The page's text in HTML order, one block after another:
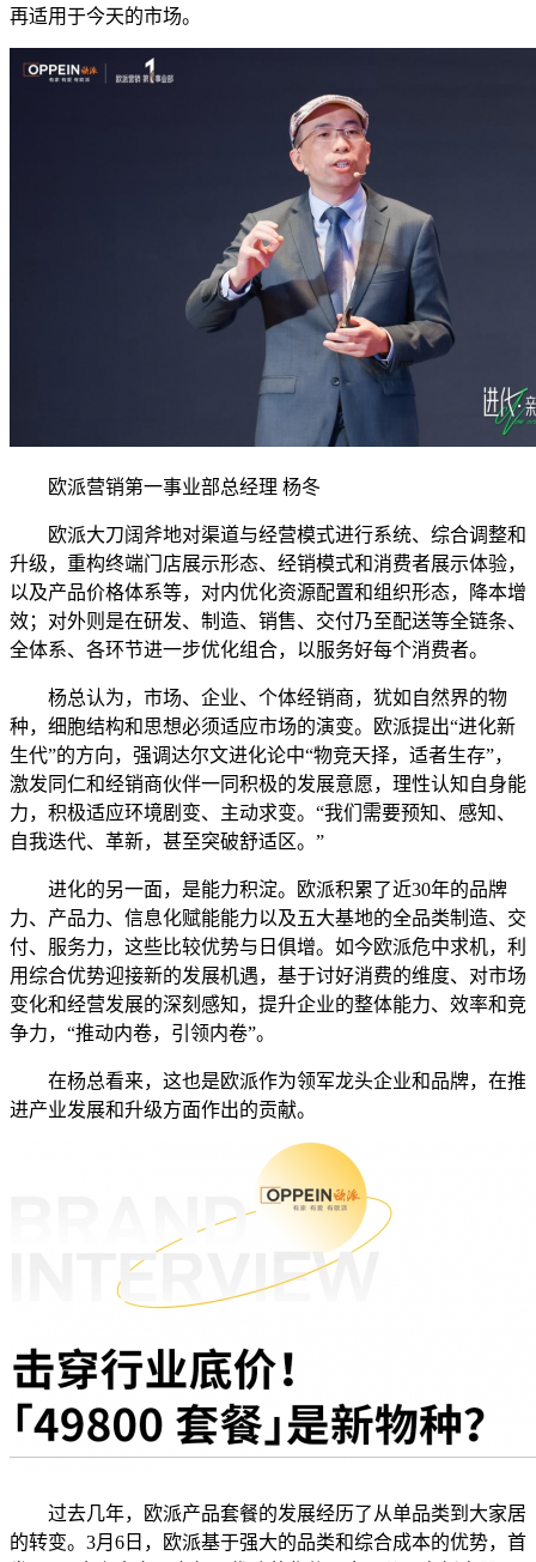
再适用于今天的市场。
欧派营销第一事业部总经理 杨冬
欧派大刀阔斧地对渠道与经营模式进行系统、综合调整和
升级，重构终端门店展示形态、经销模式和消费者展示体验，
以及产品价格体系等，对内优化资源配置和组织形态，降本增
效；对外则是在研发、制造、销售、交付乃至配送等全链条、
全体系、各环节进一步优化组合，以服务好每个消费者。
杨总认为，市场、企业、个体经销商，犹如自然界的物
种，细胞结构和思想必须适应市场的演变。欧派提出“进化新
生代”的方向，强调达尔文进化论中“物竞天择，适者生存”，
激发同仁和经销商伙伴一同积极的发展意愿，理性认知自身能
力，积极适应环境剧变、主动求变。“我们需要预知、感知、
自我迭代、革新，甚至突破舒适区。”
进化的另一面，是能力积淀。欧派积累了近30年的品牌
力、产品力、信息化赋能能力以及五大基地的全品类制造、交
付、服务力，这些比较优势与日俱增。如今欧派危中求机，利
用综合优势迎接新的发展机遇，基于讨好消费的维度、对市场
变化和经营发展的深刻感知，提升企业的整体能力、效率和竞
争力，“推动内卷，引领内卷”。
在杨总看来，这也是欧派作为领军龙头企业和品牌，在推
进产业发展和升级方面作出的贡献。
过去几年，欧派产品套餐的发展经历了从单品类到大家居
的转变。3月6日，欧派基于强大的品类和综合成本的优势，首